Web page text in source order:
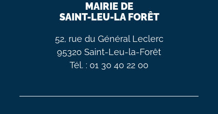
MAIRIE DE
SAINT-LEU-LA FORÊT
52, rue du Général Leclerc
95320 Saint-Leu-la-Forêt
Tél. : 01 30 40 22 00